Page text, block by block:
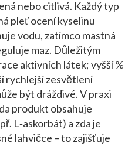
nebo citlivá. Každý typ
pleť ocení kyselinu
vodu, zatímco mastná
maz. Důležitým
aktivních látek; vyšší %
rychlejší zesvětlení
být dráždivé. V praxi
produkt obsahuje
L‑askorbát) a zda je
lahvičce – to zajišťuje